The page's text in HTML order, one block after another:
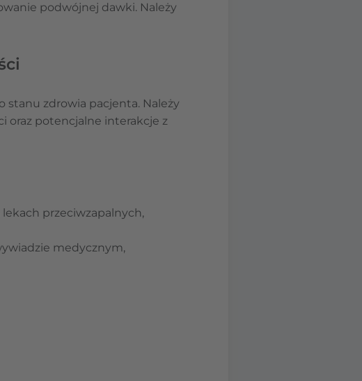
podwójnej dawki. Należy
stanu zdrowia pacjenta. Należy
oraz potencjalne interakcje z
przeciwzapalnych,
medycznym,